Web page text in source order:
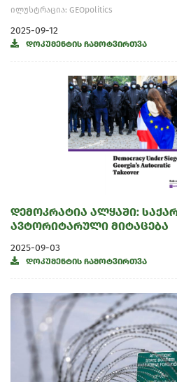
ილუსტრაცია: GEOpolitics
2025-09-12
დოკუმენტის ჩამოტვირთვა
დემოკრატია ალყაში:
ავტორიტარული მიტაცება
2025-09-03
დოკუმენტის ჩამოტვირთვა